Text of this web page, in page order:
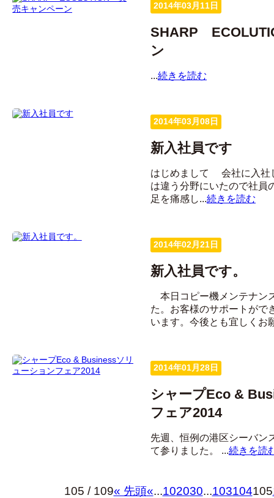
2014年03月11日
SHARP
ン
...続きを読む
2014年03月08日
新入社員です
はじめまして 会社に入社
は違う分野にいたので社員
足を痛感し...続きを読む
2014年02月21日
新入社員です。
本日コピー機メンテナン
た。お客様のサポートがで
います。今後とも宜しくお
2014年01月28日
シャープEco &
フェア2014
先週、恒例の港区シーバン
て参りました。 ...続きを読
105 / 109« 先頭«...102030...103104105